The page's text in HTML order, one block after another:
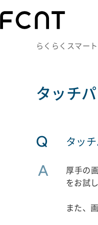
らくらくスマー
タッチ
Q タッ
A
厚手の
をお試
また、